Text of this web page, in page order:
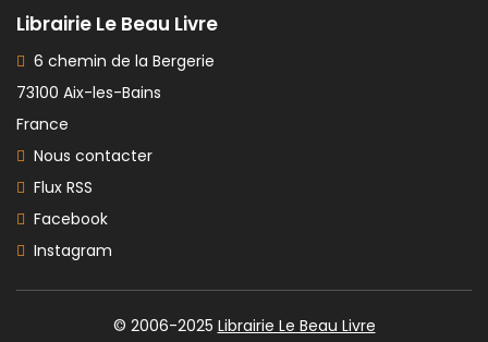
Librairie Le Beau Livre
6 chemin de la Bergerie
73100 Aix-les-Bains
France
Nous contacter
Flux RSS
Facebook
Instagram
© 2006-2025 Librairie Le Beau Livre